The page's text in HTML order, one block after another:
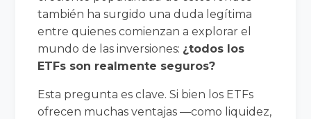
también ha surgido una duda legítima
entre quienes comienzan a explorar el
mundo de las inversiones: ¿todos los
ETFs son realmente seguros?
Esta pregunta es clave. Si bien los ETFs
ofrecen muchas ventajas —como liquidez,